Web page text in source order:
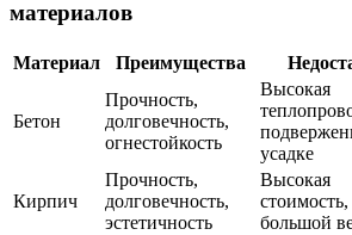
материалов
Материал Преимущества
Бетон
Прочность,
долговечность,
огнестойкость
Высокая
усадке
Кирпич
Прочность,
долговечность,
эстетичность
Высокая
стоимость,
большой